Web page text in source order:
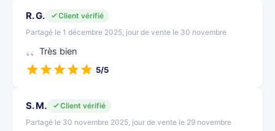
R. G.
Client vérifié
Partagé le 1 décembre 2025, jour de vente le 30 novembre
Très bien
5/5
S. M.
Client vérifié
Partagé le 30 novembre 2025, jour de vente le 29 novembre